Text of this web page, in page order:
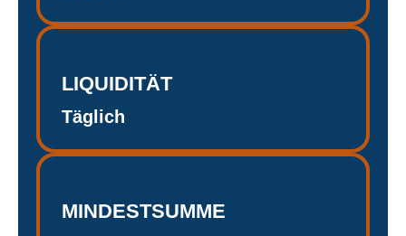
LIQUIDITÄT
Täglich
MINDESTSUMME